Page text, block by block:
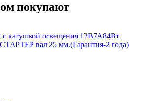
покупают
с катушкой освещения 12В7А84Вт
вал 25 мм.(Гарантия-2 года)